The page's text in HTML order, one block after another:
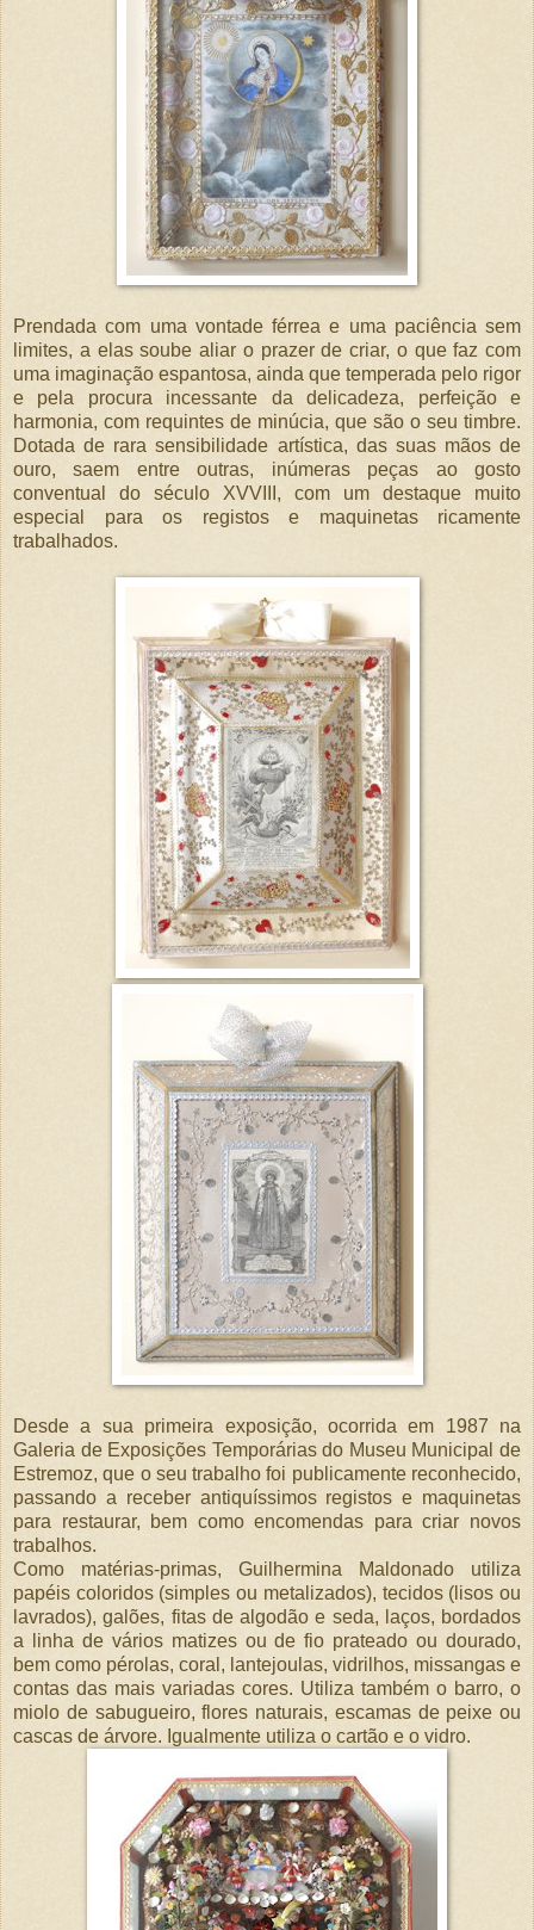
Prendada com uma vontade férrea e uma paciência sem
limites, a elas soube aliar o prazer de criar, o que faz com
uma imaginação espantosa, ainda que temperada pelo rigor
e pela procura incessante da delicadeza, perfeição e
harmonia, com requintes de minúcia, que são o seu timbre.
Dotada de rara sensibilidade artística, das suas mãos de
ouro, saem entre outras, inúmeras peças ao gosto
conventual do século XVVIII, com um destaque muito
especial para os registos e maquinetas ricamente
trabalhados.
Desde a sua primeira exposição, ocorrida em 1987 na
Galeria de Exposições Temporárias do Museu Municipal de
Estremoz, que o seu trabalho foi publicamente reconhecido,
passando a receber antiquíssimos registos e maquinetas
para restaurar, bem como encomendas para criar novos
trabalhos.
Como matérias-primas, Guilhermina Maldonado utiliza
papéis coloridos (simples ou metalizados), tecidos (lisos ou
lavrados), galões, fitas de algodão e seda, laços, bordados
a linha de vários matizes ou de fio prateado ou dourado,
bem como pérolas, coral, lantejoulas, vidrilhos, missangas e
contas das mais variadas cores. Utiliza também o barro, o
miolo de sabugueiro, flores naturais, escamas de peixe ou
cascas de árvore. Igualmente utiliza o cartão e o vidro.